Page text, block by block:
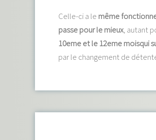
Celle-ci a le même
passe pour le mieux, autant
10eme et le 12eme moisqui
par le changement de